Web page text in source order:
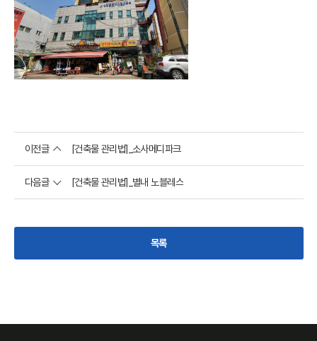
이전글 [건축물 관리법]_소사메디파크
다음글 [건축물 관리법]_별내 노블레스
목록